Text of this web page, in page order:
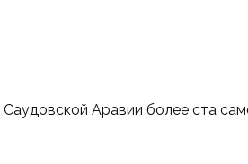
Аравии более ста